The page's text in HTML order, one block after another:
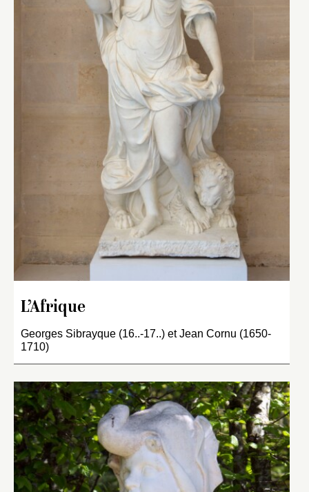
L’Afrique
Georges Sibrayque (16..-17..) et Jean Cornu (1650-
1710)